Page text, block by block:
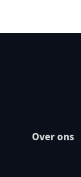
Over ons